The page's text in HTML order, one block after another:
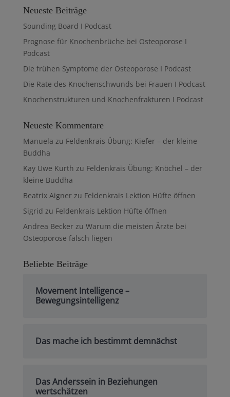
Neueste Beiträge
Sounding Board I Podcast
Prognose für Knochenbrüche bei Osteoporose I
Podcast
Die frühen Symptome der Osteoporose I Podcast
Die Rate des Knochenschwunds bei Frauen I Podcast
Knochenstrukturen und Knochenfrakturen I Podcast
Neueste Kommentare
Manuela zu Feldenkrais Übung: Kiefer – der kleine
Buddha
Kay Uwe Kurth zu Feldenkrais Übung: Knöchel – der
kleine Buddha
Beatrix Aignerzu Feldenkrais Lektion Hüfte öffnen
Sigrid zu Feldenkrais Lektion Hüfte öffnen
Andrea Beckerzu Warum die meisten Ärzte bei
Osteoporose falsch liegen
Beliebte Beiträge
Movement Intelligence –
Bewegungsintelligenz
Das mache ich bestimmt demnächst
Das Anderssein in Beziehungen
wertschätzen